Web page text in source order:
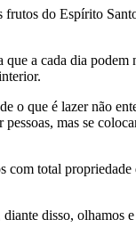
do Espírito
a cada dia podem
o que é lazer não
mas se
total propriedade
disso, olhamos